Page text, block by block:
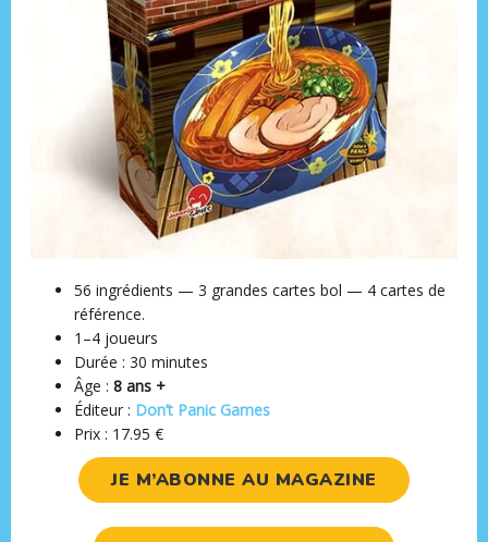
56 ingrédients — 3 grandes cartes bol — 4 cartes de
référence.
1–4 joueurs
Durée : 30 minutes
Âge :8 ans +
Éditeur : Don’t Panic Games
Prix : 17.95€
JE M’ABONNE AU MAGAZINE